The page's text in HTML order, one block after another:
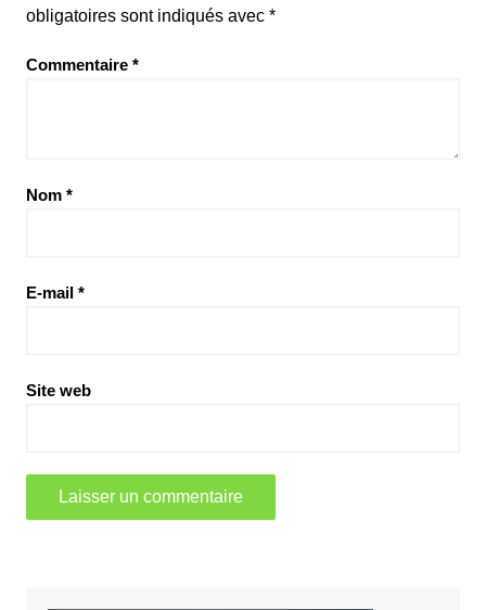
obligatoires sont indiqués avec *
Commentaire *
Nom *
E-mail *
Site web